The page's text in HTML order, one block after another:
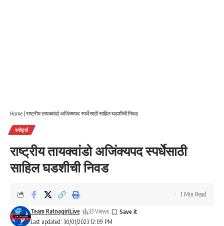
Home | राष्ट्रीय तायक्वांडो अजिंक्यपद स्पर्धेसाठी साहिल घडशीची निवड
स्पोर्ट्स
राष्ट्रीय तायक्वांडो अजिंक्यपद स्पर्धेसाठी
साहिल घडशीची निवड
Last updated: 30/01/2023 12:09 PM
Team RatnagiriLive 33 Views
1 Min Read